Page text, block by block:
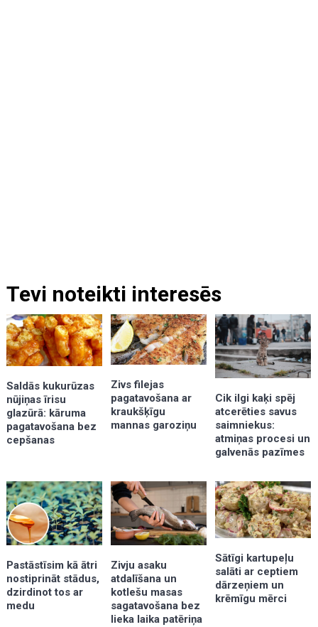
Tevi noteikti interesēs
Saldās kukurūzas
nūjiņas īrisu
glazūrā: kāruma
pagatavošana bez
cepšanas
Zivs filejas
pagatavošana ar
kraukšķīgu
mannas garoziņu
Cik ilgi kaķi spēj
atcerēties savus
saimniekus:
atmiņas procesi un
galvenās pazīmes
Pastāstīsim kā ātri
nostiprināt stādus,
dzirdinot tos ar
medu
Zivju asaku
atdalīšana un
kotlešu masas
sagatavošana bez
lieka laika patēriņa
Sātīgi kartupeļu
salāti ar ceptiem
dārzeņiem un
krēmīgu mērci